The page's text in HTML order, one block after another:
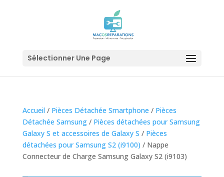
Sélectionner Une Page
Accueil / Pièces Détachée Smartphone / Pièces
Détachée Samsung/ Pièces détachées pour Samsung
Galaxy S et accessoires de Galaxy S / Pièces
détachées pour Samsung S2 (i9100) / Nappe
Connecteur de Charge Samsung Galaxy S2 (i9103)